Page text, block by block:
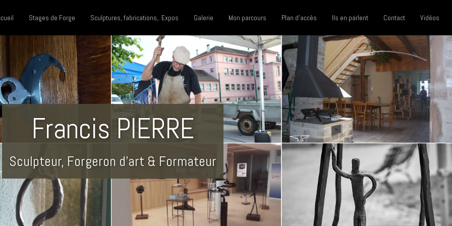
Stages de Forge Sculptures, fabrications,. Expos Galerie Mon parcours Plan d'accès Ils en parlent Contact Vidéos
Francis PIERRE
Sculpteur, Forgeron d'art & Formateur